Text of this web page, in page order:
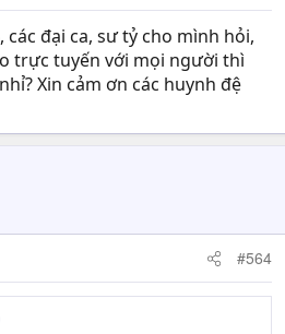
các đại ca, sư tỷ cho mình hỏi,
trực tuyến với mọi người thì
Xin cảm ơn các huynh đệ
#564